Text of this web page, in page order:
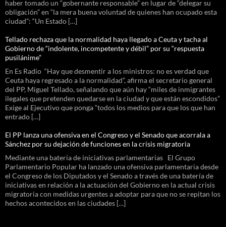
haber tomado un “gobernante responsable” en lugar de “delegar su
obligación” en “la mera buena voluntad de quienes han ocupado esta
ciudad”: “Un Estado […]
Tellado rechaza que la normalidad haya llegado a Ceuta y tacha al
Gobierno de “indolente, incompetente y débil” por su “respuesta
pusilánime”
En Es Radio “Hay que desmentir a los ministros: no es verdad que
Ceuta haya regresado a la normalidad”, afirma el secretario general
del PP, Miguel Tellado, señalando que aún hay “miles de inmigrantes
ilegales que pretenden quedarse en la ciudad y que están escondidos”
Exige al Ejecutivo que ponga “todos los medios para que los que han
entrado […]
El PP lanza una ofensiva en el Congreso y el Senado que acorrala a
Sánchez por su dejación de funciones en la crisis migratoria
Mediante una batería de iniciativas parlamentarias El Grupo
Parlamentario Popular ha lanzado una ofensiva parlamentaria desde
el Congreso de los Diputados y el Senado a través de una batería de
iniciativas en relación a la actuación del Gobierno en la actual crisis
migratoria con medidas urgentes a adoptar para que no se repitan los
hechos acontecidos en las ciudades […]